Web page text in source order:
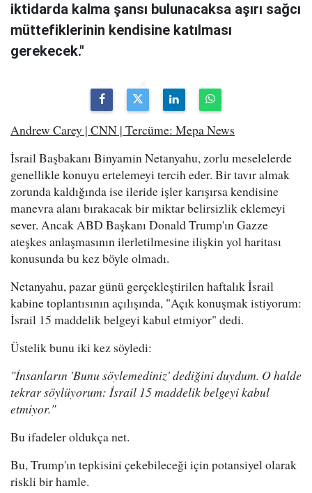
iktidarda kalma şansı bulunacaksa aşırı sağcı
müttefiklerinin kendisine katılması
gerekecek."
Andrew Carey | CNN | Tercüme: Mepa News
İsrail Başbakanı Binyamin Netanyahu, zorlu meselelerde
genellikle konuyu ertelemeyi tercih eder. Bir tavır almak
zorunda kaldığında ise ileride işler karışırsa kendisine
manevra alanı bırakacak bir miktar belirsizlik eklemeyi
sever. Ancak ABD Başkanı Donald Trump'ın Gazze
ateşkes anlaşmasının ilerletilmesine ilişkin yol haritası
konusunda bu kez böyle olmadı.
Netanyahu, pazar günü gerçekleştirilen haftalık İsrail
kabine toplantısının açılışında, "Açık konuşmak istiyorum:
İsrail 15 maddelik belgeyi kabul etmiyor" dedi.
Üstelik bunu iki kez söyledi:
"İnsanların 'Bunu söylemediniz' dediğini duydum. O halde
tekrar söylüyorum: İsrail 15 maddelik belgeyi kabul
etmiyor."
Bu ifadeler oldukça net.
Bu, Trump'ın tepkisini çekebileceği için potansiyel olarak
riskli bir hamle.